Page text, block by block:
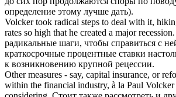
определение этому лучше дать).
Volckertook radical steps to deal with it,
rates so high that he created a major recession.
радикальные шаги, чтобы справиться с
краткосрочные процентные ставки
к возникновению крупной рецессии.
Other measures - say, capital insurance, or
within the financial industry, à la Paul Volcker